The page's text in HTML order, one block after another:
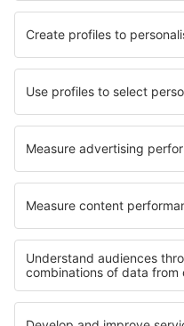
Hoteluri în Maro
Hoteluri în Naruto
Hoteluri în Großhartpenning
Cele mai bune hoteluri -
Hoteluri on Ko Chang
Hoteluri pe Plaja Pattaya
Hoteluri in Phuket Province